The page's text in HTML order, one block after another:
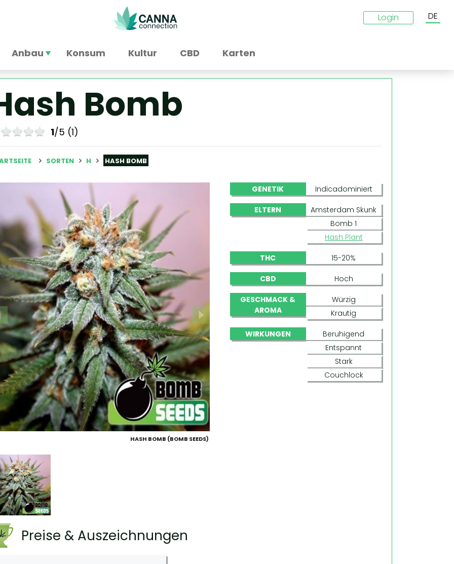
Login DE
Anbau Konsum Kultur CBD Karten
Bomb
1/5 (1)
SORTEN H HASH BOMB
HASH BOMB (BOMB SEEDS)
GENETIK Indicadominiert
ELTERN
Amsterdam Skunk
Bomb 1
Hash Plant
THC 15-20%
CBD Hoch
GESCHMACK &
AROMA
Würzig
Krautig
WIRKUNGEN
Beruhigend
Entspannt
Stark
Couchlock
Preise & Auszeichnungen